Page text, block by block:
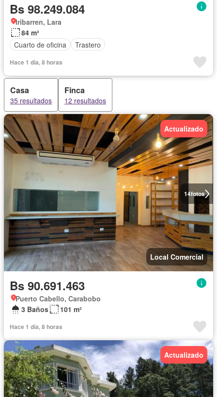
Bs 98.249.084
Iribarren, Lara
84 m²
Cuarto de oficina
Trastero
Hace 1 día, 8 horas
Casa
35 resultados
Finca
12 resultados
14fotos
Actualizado
Local Comercial
Bs 90.691.463
Puerto Cabello, Carabobo
3 Baños
101 m²
Hace 1 día, 8 horas
Actualizado